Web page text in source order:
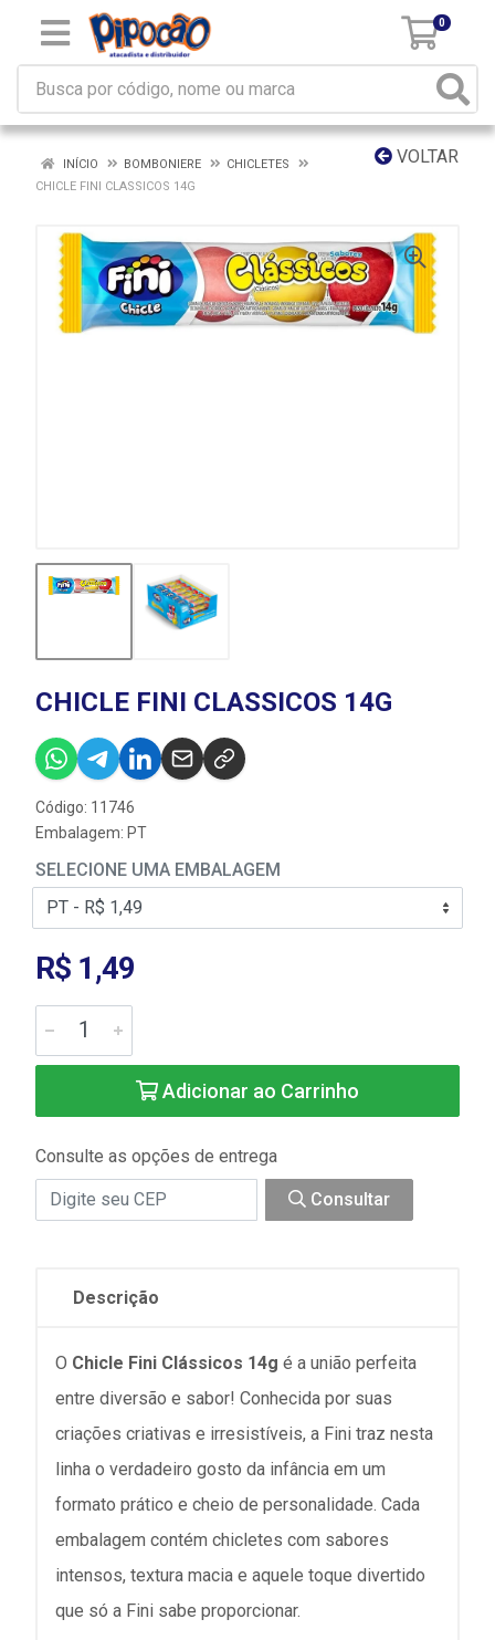
0
VOLTAR
INÍCIO BOMBONIERE
CHICLETES
CHICLE FINI CLASSICOS 14G
CHICLE FINI CLASSICOS 14G
Código: 11746
Embalagem: PT
SELECIONE UMA EMBALAGEM
R$ 1,49
Adicionar ao Carrinho
Consulte as opções de entrega
Consultar
Descrição
O Chicle Fini Clássicos 14g é a união perfeita
entre diversão e sabor! Conhecida por suas
criações criativas e irresistíveis, a Fini traz nesta
linha o verdadeiro gosto da infância em um
formato prático e cheio de personalidade. Cada
embalagem contém chicletes com sabores
intensos, textura macia e aquele toque divertido
que só a Fini sabe proporcionar.